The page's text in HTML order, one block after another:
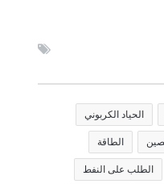
الحياد الكربوني
الطاقة
الطلب على النفط